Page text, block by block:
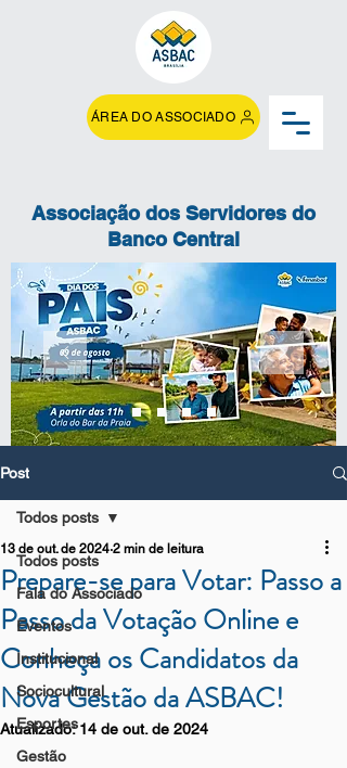
ÁREA DO ASSOCIADO
Associação dos Servidores do
Banco Central
Post
Todos posts
Fala do Associado
Eventos
Institucional
Sociocultural
Esportes
Gestão
Todos posts
Prepare-se para Votar: Passo a
Passo da Votação Online e
Conheça os Candidatos da
Nova Gestão da ASBAC!
13 de out. de 2024 2 min de leitura
Atualizado:14 de out. de 2024